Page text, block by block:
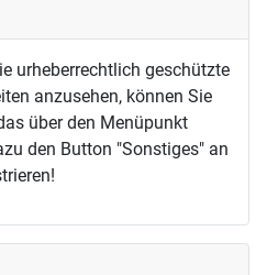
urheberrechtlich geschützte
anzusehen, können Sie
über den Menüpunkt
den Button "Sonstiges" an